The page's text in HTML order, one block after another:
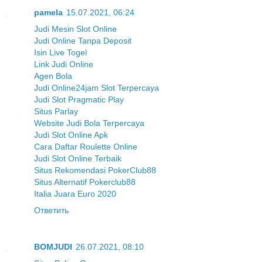
pamela 15.07.2021, 06:24
Judi Mesin Slot Online
Judi Online Tanpa Deposit
Isin Live Togel
Link Judi Online
Agen Bola
Judi Online24jam Slot Terpercaya
Judi Slot Pragmatic Play
Situs Parlay
Website Judi Bola Terpercaya
Judi Slot Online Apk
Cara Daftar Roulette Online
Judi Slot Online Terbaik
Situs Rekomendasi PokerClub88
Situs Alternatif Pokerclub88
Italia Juara Euro 2020
Ответить
BOMJUDI 26.07.2021, 08:10